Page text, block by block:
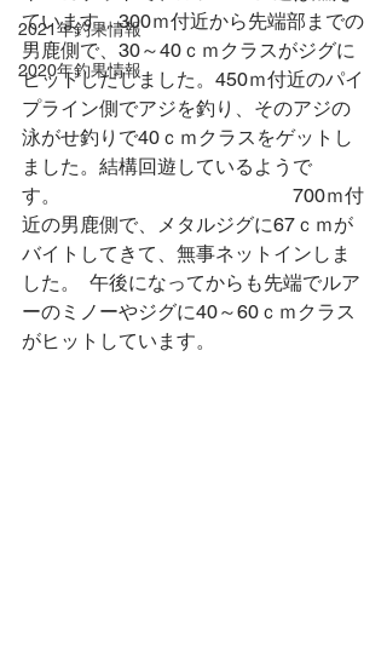
2021年釣果情報
2020年釣果情報
ています。300ｍ付近から先端部までの
男鹿側で、30～40ｃｍクラスがジグに
ヒットしだしました。450ｍ付近のパイ
プライン側でアジを釣り、そのアジの
泳がせ釣りで40ｃｍクラスをゲットし
ました。結構回遊しているようで
す。　　　　　　　　　　　　700ｍ付
近の男鹿側で、メタルジグに67ｃｍが
バイトしてきて、無事ネットインしま
した。  午後になってからも先端でルア
ーのミノーやジグに40～60ｃｍクラス
がヒットしています。